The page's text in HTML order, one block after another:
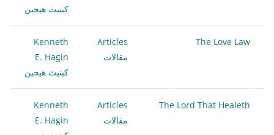
كينيث هيجين
The Love Law
Articles
مقالات
Kenneth
E. Hagin
كينيث هيجين
The Lord That Healeth
Articles
مقالات
Kenneth
E. Hagin